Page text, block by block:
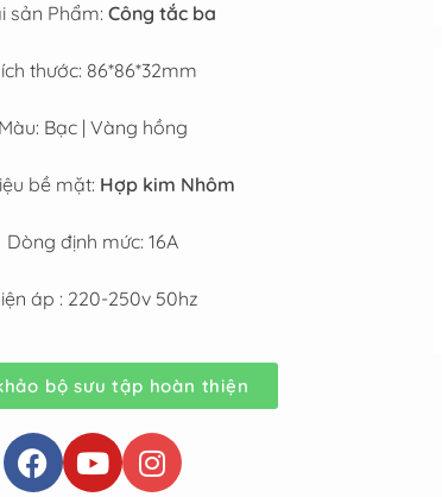
sản Phẩm:Công tắc ba
thước: 86*86*32mm
Màu: Bạc | Vàng hồng
bề mặt: Hợp kim Nhôm
Dòng định mức: 16A
áp : 220-250v 50hz
bộ sưu tập hoàn thiện